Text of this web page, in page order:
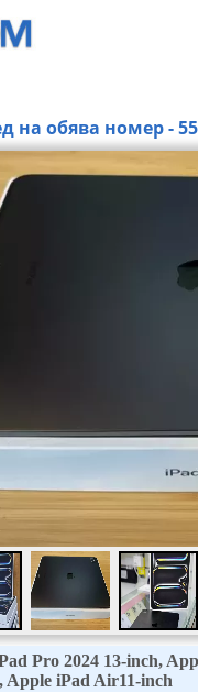
на обява номер -
Pro 2024 13-inch,
Apple iPad Air11-inch